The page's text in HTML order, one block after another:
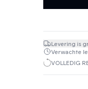
Levering is
Verwachte
VOLLEDIG